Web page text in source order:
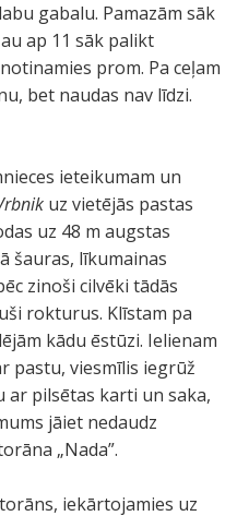
gabalu. Pamazām sāk
ap 11 sāk palikt
prom. Pa ceļam
bet naudas nav līdzi.
ieteikumam un
uz vietējās pastas
uz 48 m augstas
šauras, līkumainas
zinoši cilvēki tādās
rokturus. Klīstam pa
kādu ēstūzi. Ielienam
pastu, viesmīlis iegrūž
pilsētas karti un saka,
jāiet nedaudz
„Nada”.
iekārtojamies uz